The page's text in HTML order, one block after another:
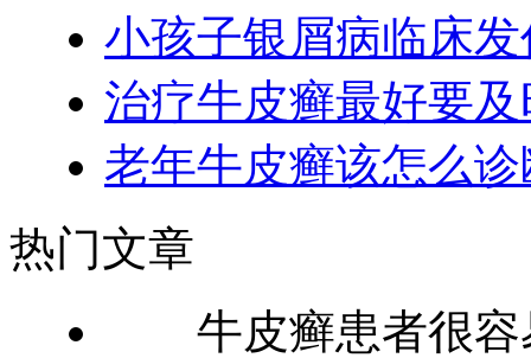
小孩子银屑病临床
治疗牛皮癣最好要及
老年牛皮癣该怎么诊
热门文章
牛皮癣患者很容